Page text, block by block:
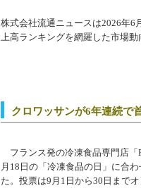
株式会社流通ニュースは2026年6
上高ランキングを網羅した市場動
クロワッサンが6年連続で
フランス発の冷凍食品専門店「
月18日の「冷凍食品の日」に合
た。投票は9月1日から30日まで